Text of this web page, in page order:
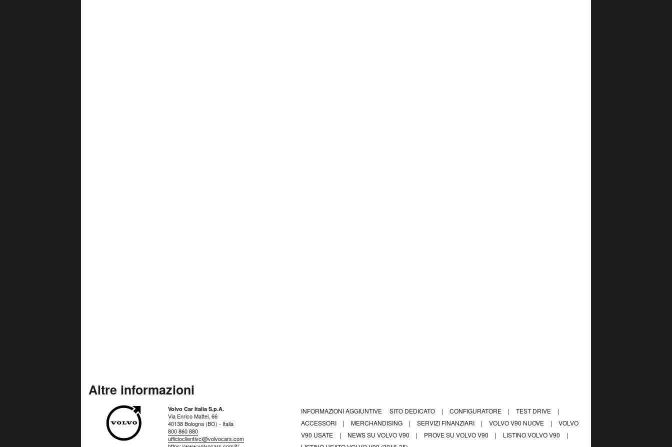
Altre informazioni
Volvo Car Italia S.p.A.
Via Enrico Mattei, 66
40138 Bologna (BO) - Italia
800 860 880
ufficioclientivci@volvocars.com
INFORMAZIONI AGGIUNTIVE SITO DEDICATO | CONFIGURATORE | TEST DRIVE
|
ACCESSORI
| MERCHANDISING | SERVIZI FINANZIARI | VOLVO V90 NUOVE |
VOLVO
V90 USATE
| NEWS SU VOLVO V90 | PROVE SU VOLVO V90 | LISTINO VOLVO V90
|